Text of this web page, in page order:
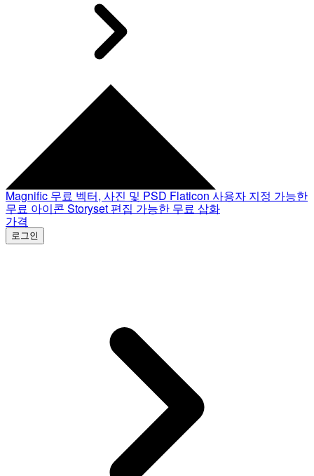
Magnific 무료 벡터, 사진 및 PSD Flaticon 사용자 지정 가능한
무료 아이콘 Storyset 편집 가능한 무료 삽화
가격
로그인